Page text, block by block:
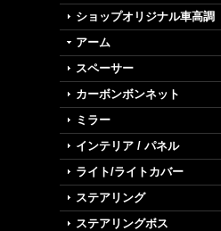
ショップオリジナル車高調
アーム
スペーサー
カーボンボンネット
ミラー
インテリア / パネル
ライト/ライトカバー
ステアリング
ステアリングボス